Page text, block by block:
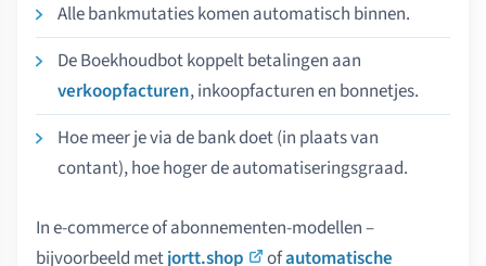
Alle bankmutaties komen automatisch binnen.
De Boekhoudbot koppelt betalingen aan
verkoopfacturen, inkoopfacturen en bonnetjes.
Hoe meer je via de bank doet (in plaats van
contant), hoe hoger de automatiseringsgraad.
In e-commerce of abonnementen-modellen –
bijvoorbeeld metjortt.shop ofautomatische